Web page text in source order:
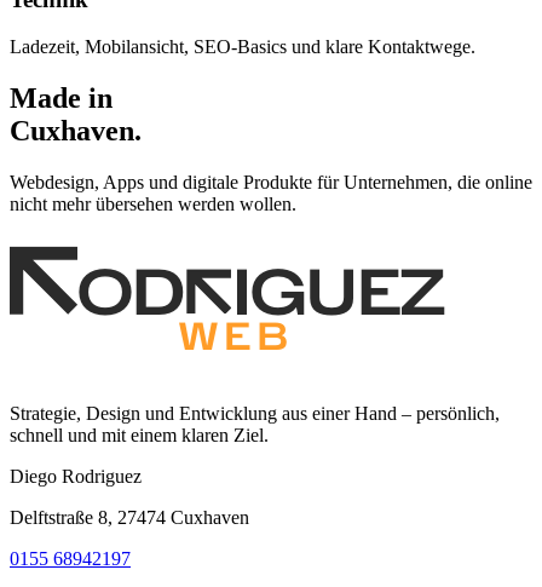
Ladezeit, Mobilansicht, SEO-Basics und klare Kontaktwege.
Made in
Cuxhaven.
Webdesign, Apps und digitale Produkte für Unternehmen, die online
nicht mehr übersehen werden wollen.
Strategie, Design und Entwicklung aus einer Hand – persönlich,
schnell und mit einem klaren Ziel.
Diego Rodriguez
Delftstraße 8, 27474 Cuxhaven
0155 68942197